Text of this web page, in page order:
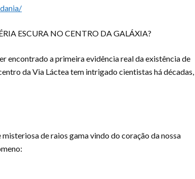
ESCURA NO CENTRO DA GALÁXIA?
encontrado a primeira evidência real da existência de
da Via Láctea tem intrigado cientistas há décadas,
de raios gama vindo do coração da nossa